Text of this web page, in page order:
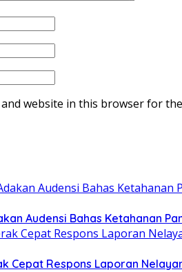
and website in this browser for
Audensi Bahas Ketahanan
Cepat Respons Laporan